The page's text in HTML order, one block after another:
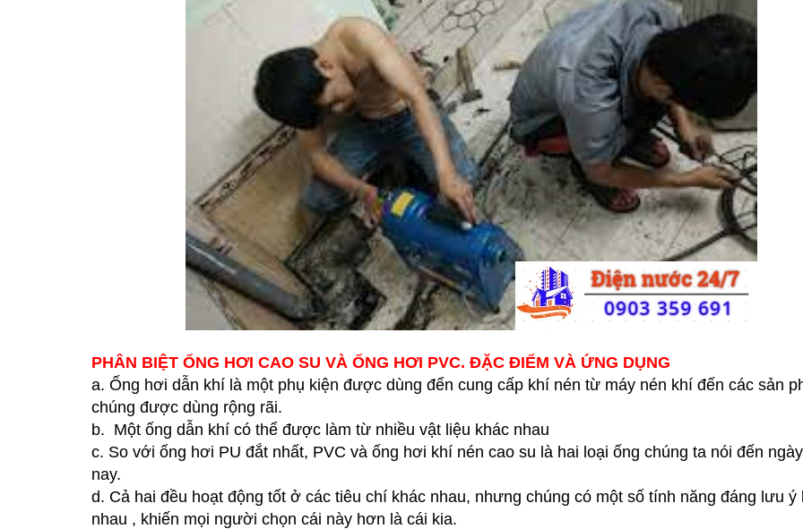
PHÂN BIỆT ỐNG HƠI CAO SU VÀ ỐNG HƠI PVC. ĐẶC ĐIỂM VÀ ỨNG DỤNG
a. Ống hơi dẫn khí là một phụ kiện được dùng đển cung cấp khí nén từ máy nén khí đến các sản
chúng được dùng rộng rãi.
b. Một ống dẫn khí có thể được làm từ nhiều vật liệu khác nhau
c. So với ống hơi PU đắt nhất, PVC và ống hơi khí nén cao su là hai loại ống chúng ta nói đến
nay.
d. Cả hai đều hoạt động tốt ở các tiêu chí khác nhau, nhưng chúng có một số tính năng đáng lưu ý
nhau , khiến mọi người chọn cái này hơn là cái kia.